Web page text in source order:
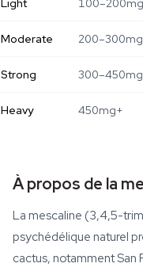
Light 100–200mg
Moderate 200–300mg
Strong 300–450mg
Heavy 450mg+
À propos de la
La mescaline (3,4,5-
psychédélique naturel
cactus, notamment San